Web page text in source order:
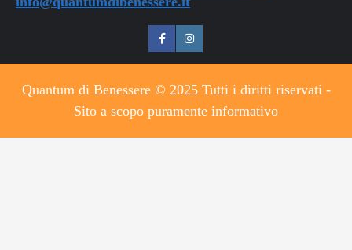
Quantum di Benessere © 2025 Tutti i diritti riservati -
Sito a scopo puramente informativo